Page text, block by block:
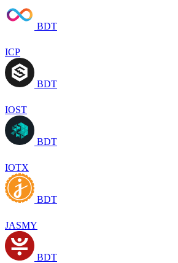
BDT
ICP
BDT
IOST
BDT
IOTX
BDT
JASMY
BDT